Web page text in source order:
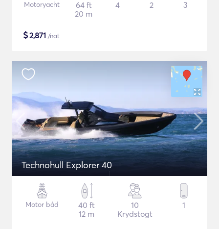
Motoryacht
64 ft
20 m
4 2 3
$2,871 /nat
Technohull Explorer 40
Motor båd
40 ft
12 m
10
Krydstogt
1